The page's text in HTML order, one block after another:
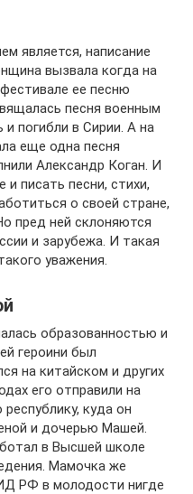
является, написание
вызвала когда на
ее песню
песня военным
погибли в Сирии. А на
еще одна песня
Александр Коган. И
писать песни, стихи,
о своей стране,
пред ней склоняются
и зарубежа. И такая
уважения.
образованностью и
героини был
на китайском и других
его отправили на
куда он
и дочерью Машей.
в Высшей школе
Мамочка же
РФ в молодости нигде